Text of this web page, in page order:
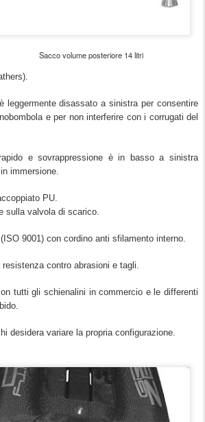
Sacco volume posteriore 14 litri
leggermente disassato a sinistra per consentire
e per non interferire con i corrugati del
e sovrappressione è in basso a sinistra
immersione.
PU.
sulla valvola di scarico.
9001) con cordino anti sfilamento interno.
contro abrasioni e tagli.
tutti gli schienalini in commercio e le differenti
desidera variare la propria configurazione.